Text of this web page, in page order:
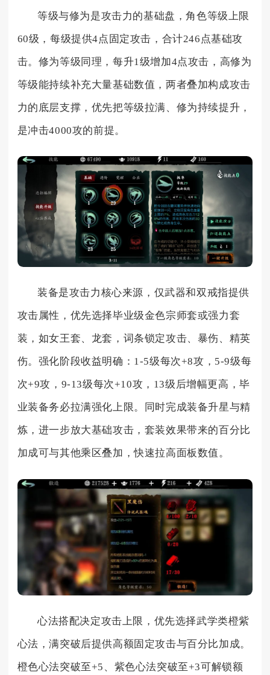
等级与修为是攻击力的基础盘，角色等级上限
60级，每级提供4点固定攻击，合计246点基础攻
击。修为等级同理，每升1级增加4点攻击，高修为
等级能持续补充大量基础数值，两者叠加构成攻击
力的底层支撑，优先把等级拉满、修为持续提升，
是冲击4000攻的前提。
装备是攻击力核心来源，仅武器和双戒指提供
攻击属性，优先选择毕业级金色宗师套或强力套
装，如女王套、龙套，词条锁定攻击、暴伤、精英
伤。强化阶段收益明确：1-5级每次+8攻，5-9级每
次+9攻，9-13级每次+10攻，13级后增幅更高，毕
业装备务必拉满强化上限。同时完成装备升星与精
炼，进一步放大基础攻击，套装效果带来的百分比
加成可与其他乘区叠加，快速拉高面板数值。
心法搭配决定攻击上限，优先选择武学类橙紫
心法，满突破后提供高额固定攻击与百分比加成。
橙色心法突破至+5、紫色心法突破至+3可解锁额